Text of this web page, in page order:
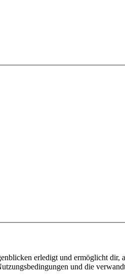
erledigt und ermöglicht
und die